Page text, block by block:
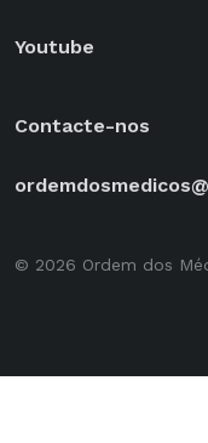
Youtube
Contacte-nos
© 2026 Ordem dos